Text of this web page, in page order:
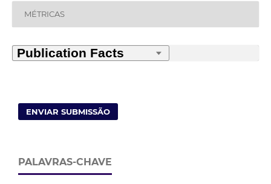
MÉTRICAS
ENVIAR SUBMISSÃO
PALAVRAS-CHAVE